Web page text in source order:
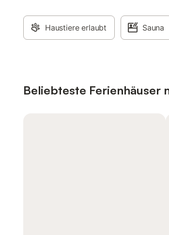
Haustiere erlaubt Sauna
Beliebteste Ferienhäuser